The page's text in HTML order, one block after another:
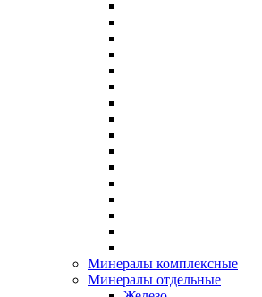
Минералы комплексные
Минералы отдельные